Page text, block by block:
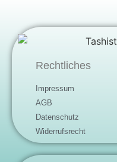
Rechtliches
Impressum
AGB
Datenschutz
Widerrufsrecht